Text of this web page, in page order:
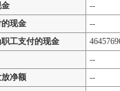
--
现金
--
工支付的现金
--
净额
--